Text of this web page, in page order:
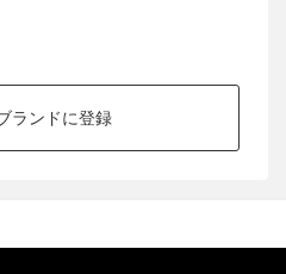
ランドに登録